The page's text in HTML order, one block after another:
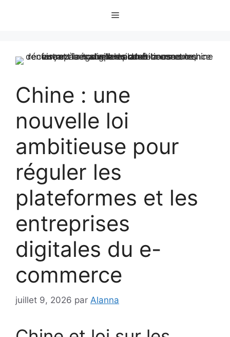
Menu
Chine : une
nouvelle loi
ambitieuse pour
réguler les
plateformes et les
entreprises
digitales du e-
commerce
juillet 9, 2026 par Alanna